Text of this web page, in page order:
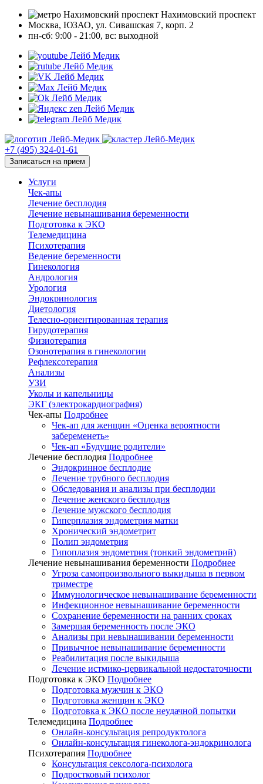
Нахимовский проспект
Москва, ЮЗАО, ул. Сивашская 7, корп. 2
пн-сб: 9:00 - 21:00, вc: выходной
+7 (495) 324-01-61
Записаться на прием
Услуги
Чек-апы
Лечение бесплодия
Лечение невынашивания беременности
Подготовка к ЭКО
Телемедицина
Психотерапия
Ведение беременности
Гинекология
Андрология
Урология
Эндокринология
Диетология
Телесно-ориентированная терапия
Гирудотерапия
Физиотерапия
Озонотерапия в гинекологии
Рефлексотерапия
Анализы
УЗИ
Уколы и капельницы
ЭКГ (электрокардиография)
Чек-апы Подробнее
Чек-ап для женщин «Оценка вероятности
забеременеть»
Чек-ап «Будущие родители»
Лечение бесплодия Подробнее
Эндокринное бесплодие
Лечение трубного бесплодия
Обследования и анализы при бесплодии
Лечение женского бесплодия
Лечение мужского бесплодия
Гиперплазия эндометрия матки
Хронический эндометрит
Полип эндометрия
Гипоплазия эндометрия (тонкий эндометрий)
Лечение невынашивания беременности Подробнее
Угроза самопроизвольного выкидыша в первом
триместре
Иммунологическое невынашивание беременности
Инфекционное невынашивание беременности
Сохранение беременности на ранних сроках
Замершая беременность после ЭКО
Анализы при невынашивании беременности
Привычное невынашивание беременности
Реабилитация после выкидыша
Лечение истмико-цервикальной недостаточности
Подготовка к ЭКО Подробнее
Подготовка мужчин к ЭКО
Подготовка женщин к ЭКО
Подготовка к ЭКО после неудачной попытки
Телемедицина Подробнее
Онлайн-консультация репродуктолога
Онлайн-консультация гинеколога-эндокринолога
Психотерапия Подробнее
Консультация сексолога-психолога
Подростковый психолог